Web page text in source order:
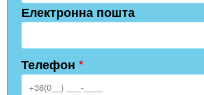
Електронна пошта
Телефон *